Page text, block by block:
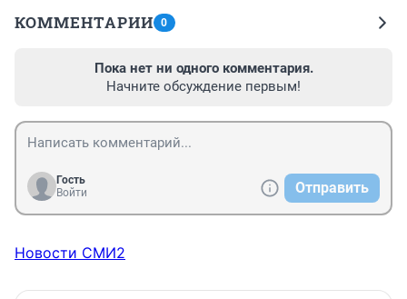
КОММЕНТАРИИ 0
Пока нет ни одного комментария.
Начните обсуждение первым!
Гость
Войти
Отправить
Новости СМИ2